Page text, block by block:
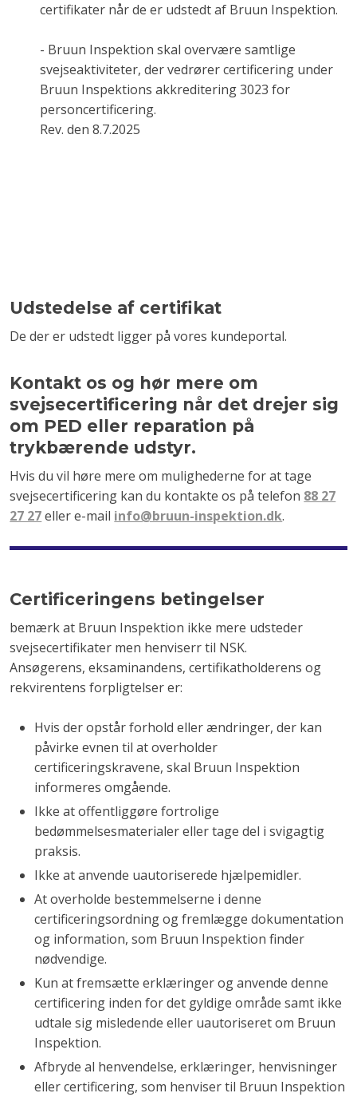
certifikater når de er udstedt af Bruun Inspektion.
- Bruun Inspektion skal overvære samtlige
svejseaktiviteter, der vedrører certificering under
Bruun Inspektions akkreditering 3023 for
personcertificering.
Rev. den 8.7.2025​
Udstedelse af certifikat
De der er udstedt ligger på vores kundeportal.
Kontakt os og hør mere om
svejsecertificering når det drejer sig
om PED eller reparation på
trykbærende udstyr.
Hvis du vil høre mere om mulighederne for at tage
svejsecertificering kan du kontakte os på telefon 88 27
27 27eller e-mail info@bruun-inspektion.dk.
Certificeringens betingelser
bemærk at Bruun Inspektion ikke mere udsteder
svejsecertifikater men henviserr til NSK.​
Ansøgerens, eksaminandens, certifikatholderens og
rekvirentens forpligtelser er:
Hvis der opstår forhold eller ændringer, der kan
påvirke evnen til at overholder
certificeringskravene, skal Bruun Inspektion
informeres omgående.
Ikke at offentliggøre fortrolige
bedømmelsesmaterialer eller tage del i svigagtig
praksis.
Ikke at anvende uautoriserede hjælpemidler.
At overholde bestemmelserne i denne
certificeringsordning og fremlægge dokumentation
og information, som Bruun Inspektion finder
nødvendige.
Kun at fremsætte erklæringer og anvende denne
certificering inden for det gyldige område samt ikke
udtale sig misledende eller uautoriseret om Bruun
Inspektion.
Afbryde al henvendelse, erklæringer, henvisninger
eller certificering, som henviser til Bruun Inspektion